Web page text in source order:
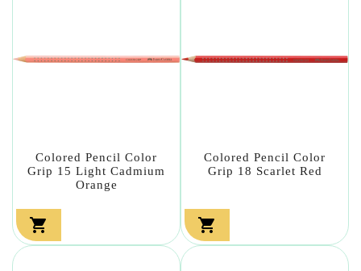
Colored Pencil Color
Grip 15 Light Cadmium
Orange

Colored Pencil Color
Grip 18 Scarlet Red
